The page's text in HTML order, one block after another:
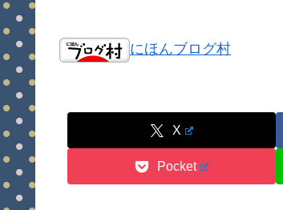
にほんブログ村
X
Pocket